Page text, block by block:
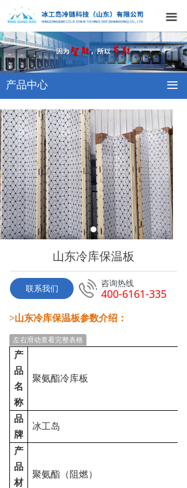
끀
网站首页
关于我们
产品中心
工程案例
新闻中心
联系我们
끀
产品中心
山东冷库保温板
>山东冷库保温板参数介绍：
左右滑动查看完整表格
产
品
名
称
聚氨酯冷库板
品
牌
冰工岛
产
品
材
聚氨酯（阻燃）
联系我们 咨询热线
400-6161-335